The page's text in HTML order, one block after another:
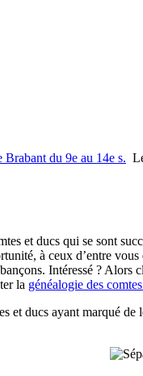
du 9e au 14e s.
et ducs qui se sont
à ceux d’entre
Intéressé ? Alors
la généalogie des
et ducs ayant marqué de